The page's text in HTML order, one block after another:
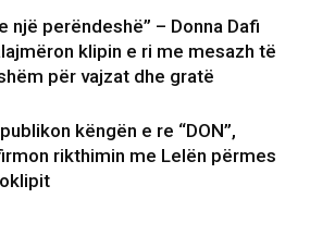
një perëndeshë” – Donna Dafi
klipin e ri me mesazh të
për vajzat dhe gratë
këngën e re “DON”,
rikthimin me Lelën përmes